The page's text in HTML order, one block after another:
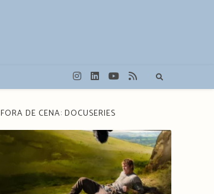
FORA DE CENA: DOCUSERIES